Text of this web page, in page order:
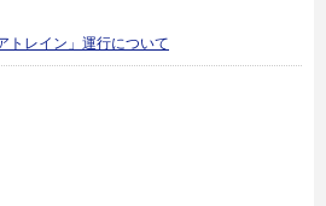
トレイン」運行について